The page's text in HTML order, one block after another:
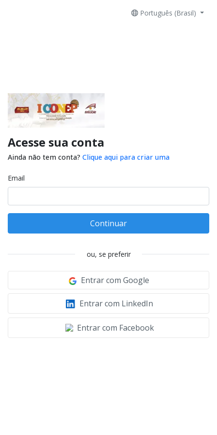
Português (Brasil)
Acesse sua conta
Ainda não tem conta? Clique aqui para criar uma
Email
Continuar
ou, se preferir
Entrar com Google
Entrar com LinkedIn
Entrar com Facebook